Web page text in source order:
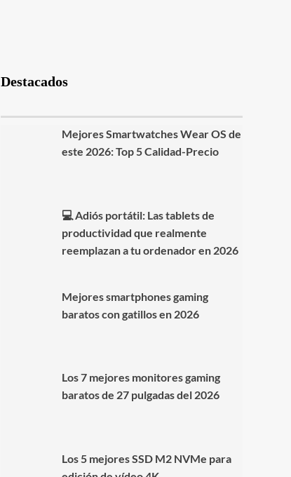
Destacados
Mejores Smartwatches Wear OS de
este 2026: Top 5 Calidad-Precio
💻 Adiós portátil: Las tablets de
productividad que realmente
reemplazan a tu ordenador en 2026
Mejores smartphones gaming
baratos con gatillos en 2026
Los 7 mejores monitores gaming
baratos de 27 pulgadas del 2026
Los 5 mejores SSD M2 NVMe para